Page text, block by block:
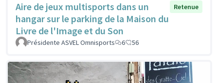
Aire de jeux multisports dans un
hangar sur le parking de la Maison du
Livre de l'Image et du Son
Retenue
Présidente ASVEL Omnisports 6 56